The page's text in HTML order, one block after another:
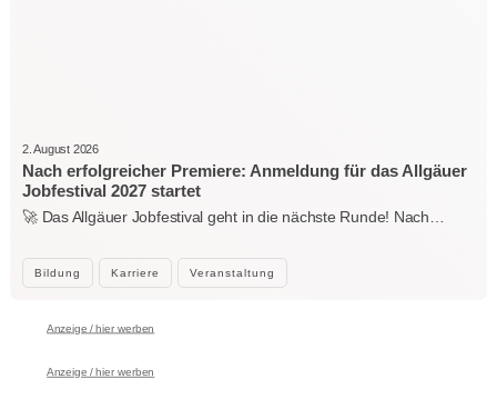
Bildung Karriere Veranstaltung
2. August 2026
Nach erfolgreicher Premiere: Anmeldung für das Allgäuer
Jobfestival 2027 startet
🚀 Das Allgäuer Jobfestival geht in die nächste Runde! Nach…
Anzeige / hier werben
Anzeige / hier werben